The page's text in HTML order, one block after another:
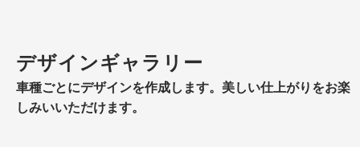
デザインギャラリー
車種ごとにデザインを作成します。美しい仕上がりをお楽
しみいいただけます。